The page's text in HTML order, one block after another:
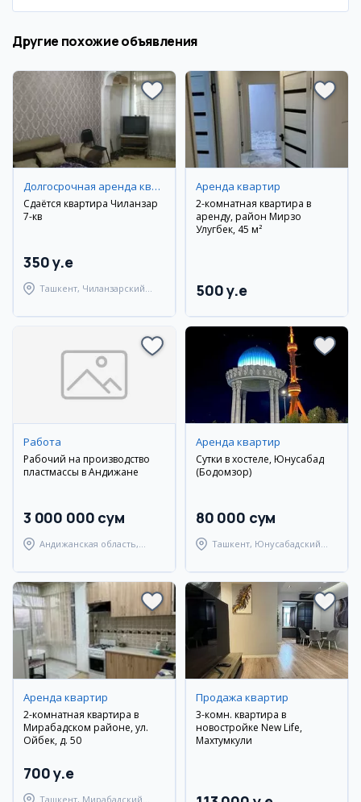
Другие похожие объявления
Долгосрочная аренда квартир
Сдаётся квартира Чиланзар
7-кв
350 y.e
Ташкент, Чиланзарский
Аренда квартир
2-комнатная квартира в
аренду, район Мирзо
Улугбек, 45 м²
500 y.e
Работа
Рабочий на производство
пластмассы в Андижане
3 000 000 сум
Андижанская область,
Аренда квартир
Сутки в хостеле, Юнусабад
(Бодомзор)
80 000 сум
Ташкент, Юнусабадский
Аренда квартир
2-комнатная квартира в
Мирабадском районе, ул.
Ойбек, д. 50
700 y.e
Ташкент, Мирабадский
Продажа квартир
3-комн. квартира в
новостройке New Life,
Махтумкули